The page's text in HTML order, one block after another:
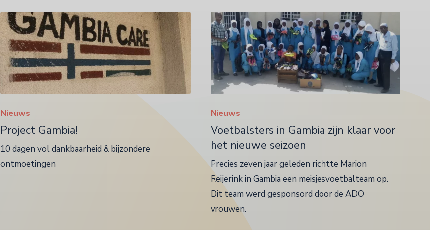
Nieuws
Project Gambia!
10 dagen vol dankbaarheid & bijzondere
ontmoetingen
Nieuws
Voetbalsters in Gambia zijn klaar voor
het nieuwe seizoen
Precies zeven jaar geleden richtte Marion
Reijerink in Gambia een meisjesvoetbalteam op.
Dit team werd gesponsord door de ADO
vrouwen.